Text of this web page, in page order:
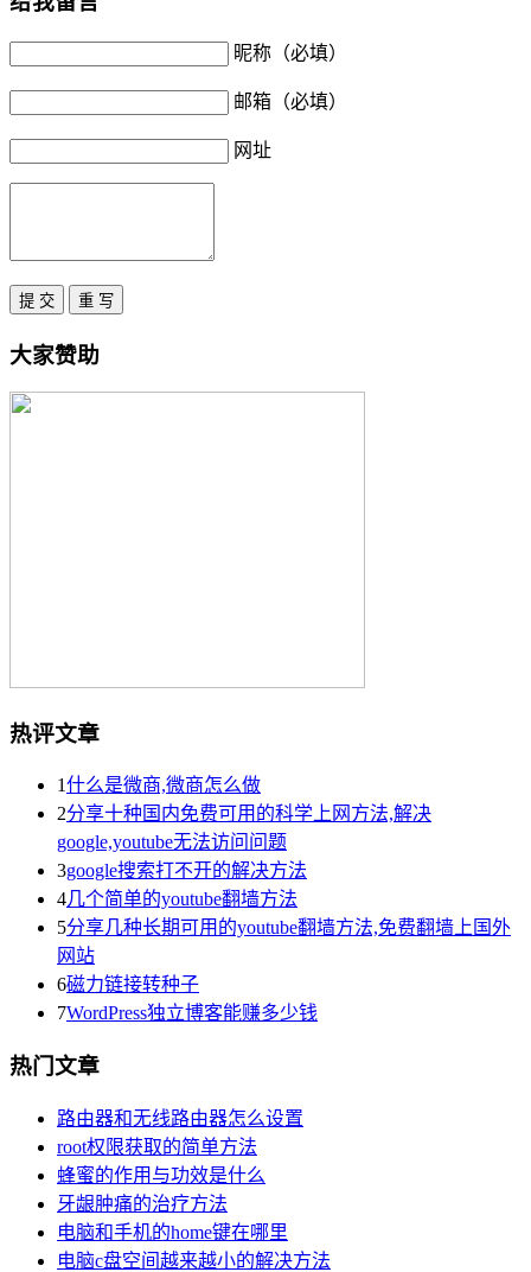
昵称（必填）
邮箱（必填）
网址
大家赞助
热评文章
1什么是微商,微商怎么做
2分享十种国内免费可用的科学上网方法,解决
google,youtube无法访问问题
3google搜索打不开的解决方法
4几个简单的youtube翻墙方法
5分享几种长期可用的youtube翻墙方法,免费翻墙上国外
网站
6磁力链接转种子
7WordPress独立博客能赚多少钱
热门文章
路由器和无线路由器怎么设置
root权限获取的简单方法
蜂蜜的作用与功效是什么
牙龈肿痛的治疗方法
电脑和手机的home键在哪里
电脑c盘空间越来越小的解决方法